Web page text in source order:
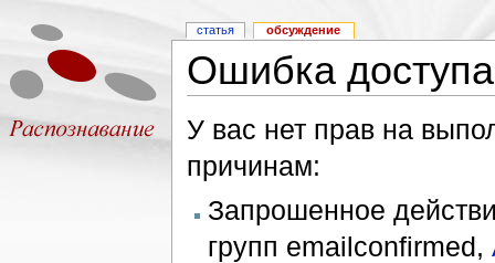
Ошибка доступа
У вас нет прав на
причинам:
Запрошенное
групп emailconfirmed,
статья обсуждение